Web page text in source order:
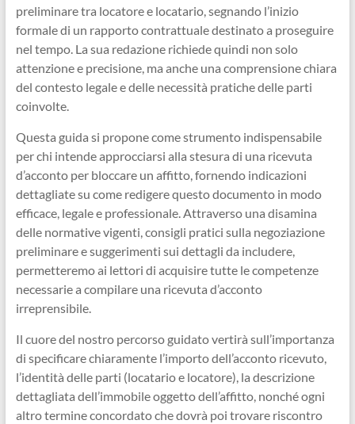
preliminare tra locatore e locatario, segnando l’inizio
formale di un rapporto contrattuale destinato a proseguire
nel tempo. La sua redazione richiede quindi non solo
attenzione e precisione, ma anche una comprensione chiara
del contesto legale e delle necessità pratiche delle parti
coinvolte.
Questa guida si propone come strumento indispensabile
per chi intende approcciarsi alla stesura di una ricevuta
d’acconto per bloccare un affitto, fornendo indicazioni
dettagliate su come redigere questo documento in modo
efficace, legale e professionale. Attraverso una disamina
delle normative vigenti, consigli pratici sulla negoziazione
preliminare e suggerimenti sui dettagli da includere,
permetteremo ai lettori di acquisire tutte le competenze
necessarie a compilare una ricevuta d’acconto
irreprensibile.
Il cuore del nostro percorso guidato vertirà sull’importanza
di specificare chiaramente l’importo dell’acconto ricevuto,
l’identità delle parti (locatario e locatore), la descrizione
dettagliata dell’immobile oggetto dell’affitto, nonché ogni
altro termine concordato che dovrà poi trovare riscontro